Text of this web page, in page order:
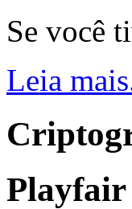
Se você
Leia
Playfair